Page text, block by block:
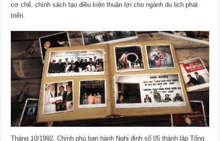
cơ chế, chính sách tạo điều kiện thuận lợi cho ngành du lịch phát
triển.
Tháng 10/1992, Chính phủ ban hành Nghị định số 05 thành lập Tổng